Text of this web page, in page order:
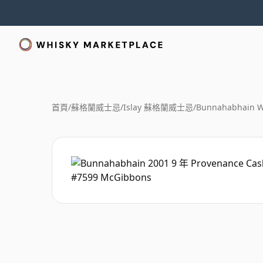
首頁/蘇格蘭威士忌/Islay 蘇格蘭威士忌/Bunnahabhain